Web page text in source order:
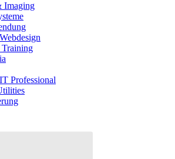
Imaging
Professional